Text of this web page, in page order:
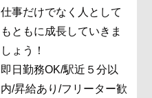
仕事だけでなく人として
もともに成長していきま
しょう！
即日勤務OK/駅近５分以
内/昇給あり/フリーター歓